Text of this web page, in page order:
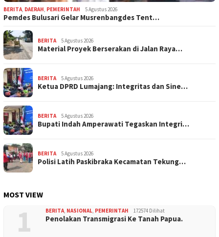
BERITA, DAERAH, PEMERINTAH 5 Agustus 2026
Pemdes Bulusari Gelar Musrenbangdes Tent…
BERITA 5 Agustus 2026
Material Proyek Berserakan di Jalan Raya…
BERITA 5 Agustus 2026
Ketua DPRD Lumajang: Integritas dan Sine…
BERITA 5 Agustus 2026
Bupati Indah Amperawati Tegaskan Integri…
BERITA 5 Agustus 2026
Polisi Latih Paskibraka Kecamatan Tekung…
MOST VIEW
1 BERITA, NASIONAL, PEMERINTAH 172574 Dilihat
Penolakan Transmigrasi Ke Tanah Papua.